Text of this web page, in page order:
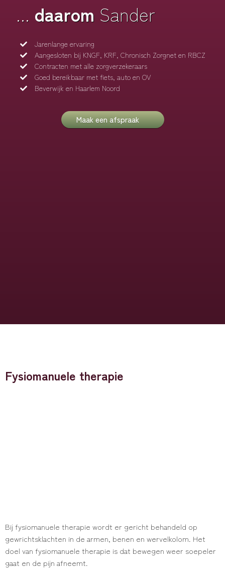
... daarom Sander
Jarenlange ervaring
Aangesloten bij KNGF, KRF, Chronisch Zorgnet en RBCZ
Contracten met alle zorgverzekeraars
Goed bereikbaar met fiets, auto en OV
Beverwijk en Haarlem Noord
Maak een afspraak
Fysiomanuele therapie
Bij fysiomanuele therapie wordt er gericht behandeld op
gewrichtsklachten in de armen, benen en wervelkolom. Het
doel van fysiomanuele therapie is dat bewegen weer soepeler
gaat en de pijn afneemt.